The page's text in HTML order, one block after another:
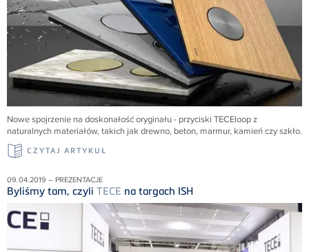
Nowe spojrzenie na doskonałość oryginału - przyciski TECEloop z
naturalnych materiałów, takich jak drewno, beton, marmur, kamień czy szkło.
CZYTAJ ARTYKUŁ
09.04.2019 – PREZENTACJE
Byliśmy tam, czyli TECE na targach ISH